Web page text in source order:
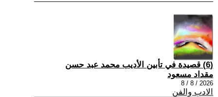
(6) قصيدة في تأبين الأديب محمد عبد حسن
مقداد مسعود
2026 / 8 / 8
الادب والفن